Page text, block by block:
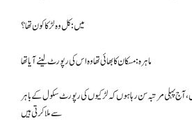
میں: کل وہ لڑکا کون تھا؟
ماہرہ: مسکان کا بھائی تھا وہ اس کی رپورٹ لینے آیا تھا
پہلی مرتبہ سن رہا ہوں کہ لڑکیوں کی رپورٹ سکول کے باہر
سے ملا کرتی ہیں